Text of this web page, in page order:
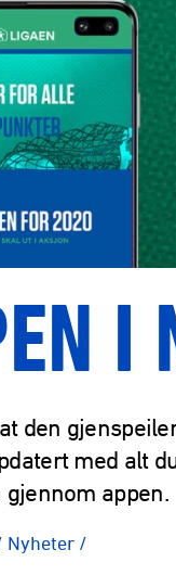
I
den
med alt
gjennom appen.
Nyheter /